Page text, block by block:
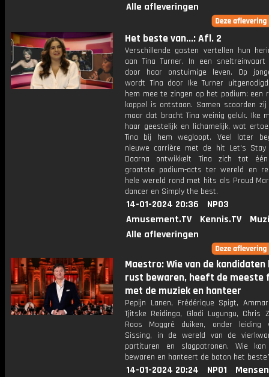
Alle afleveringen
Het beste van...: Afl. 2
Verschillende gasten vertellen hun
aan Tina Turner. In een
door haar onstuimige leven. Op
wordt Tina door Ike Turner
hem mee te zingen op het podium: een
koppel is ontstaan. Samen scoorden
maar dat bracht Tina weinig geluk. Ike
haar geestelijk en lichamelijk, wat
Tina bij hem wegloopt. Veel later
nieuwe carrière met de hit Let's Stay
Daarna ontwikkelt Tina zich tot
grootste podium-acts ter wereld en
hele wereld rond met hits als Proud
dancer en Simply the best.
14-01-2024 20:36
NPO3
Amusement.TV
Kennis.TV
Alle afleveringen
Maestro: Wie van de kandidaten
rust bewaren, heeft de meeste
met de muziek en hanteer
Pepijn Lanen, Frédérique Spigt,
Tjitske Reidinga, Glodi Lugungu, Chris
Roos Moggré duiken, onder leiding
Sissing, in de wereld van de
partituren en slagpatronen. Wie
bewaren en hanteert de baton het
14-01-2024 20:24 NPO1